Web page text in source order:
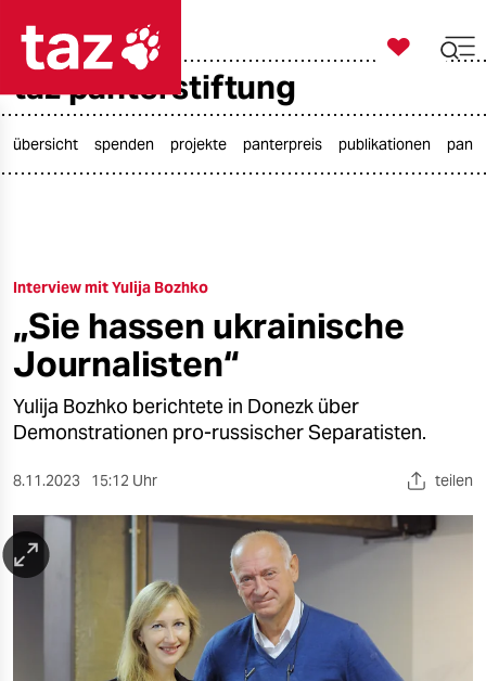
taz zahl ich
öko
gesellschaft
kultur
sport
berlin
nord
wahrheit

taz zahl ich
taz panterstiftung
übersicht spenden projekte panterpreis publikationen
Interview mit Yulija Bozhko
„Sie hassen ukrainische
Journalisten“
Yulija Bozhko berichtete in Donezk über
Demonstrationen pro-russischer Separatisten.
8.11.2023 15:12 Uhr teilen